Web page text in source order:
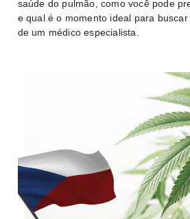
saúde do pulmão, como você pode
e qual é o momento ideal para buscar
de um médico especialista.